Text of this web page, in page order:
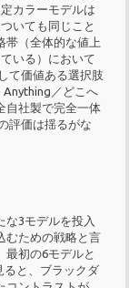
カラーモデルは
いても同じこと
帯（全体的な値上
いる）において
て価値ある選択肢
Anything／どこへ
自社製で完全一体
評価は揺るがな
3モデルを投入
むための戦略と言
最初の6モデルと
ると、ブラックダ